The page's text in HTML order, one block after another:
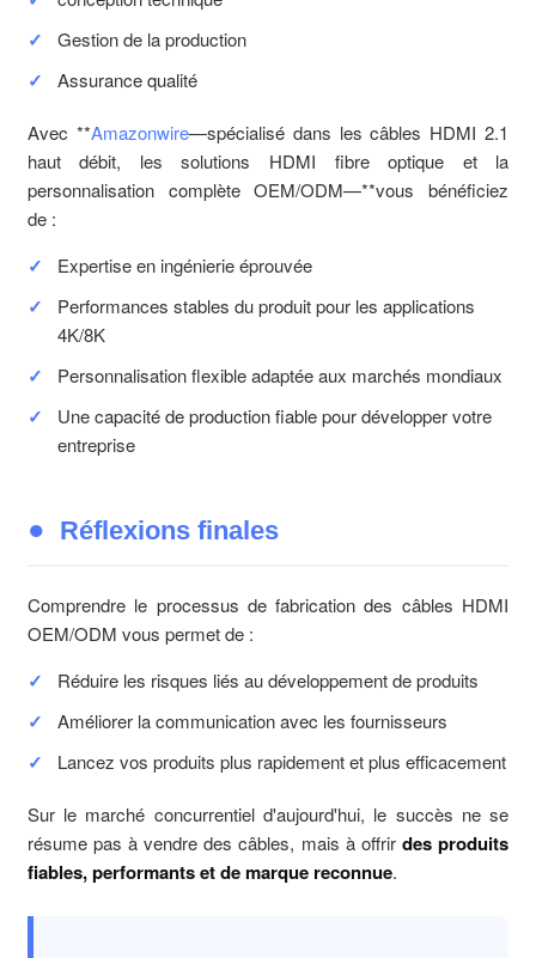
Gestion de la production
Assurance qualité
Avec **Amazonwire—spécialisé dans les câbles HDMI 2.1
haut débit, les solutions HDMI fibre optique et la
personnalisation complète OEM/ODM—**vous bénéficiez
de :
Expertise en ingénierie éprouvée
Performances stables du produit pour les applications
4K/8K
Personnalisation flexible adaptée aux marchés mondiaux
Une capacité de production fiable pour développer votre
entreprise
Réflexions finales
Comprendre le processus de fabrication des câbles HDMI
OEM/ODM vous permet de :
Réduire les risques liés au développement de produits
Améliorer la communication avec les fournisseurs
Lancez vos produits plus rapidement et plus efficacement
Sur le marché concurrentiel d'aujourd'hui, le succès ne se
résume pas à vendre des câbles, mais à offrir des produits
fiables, performants et de marque reconnue.